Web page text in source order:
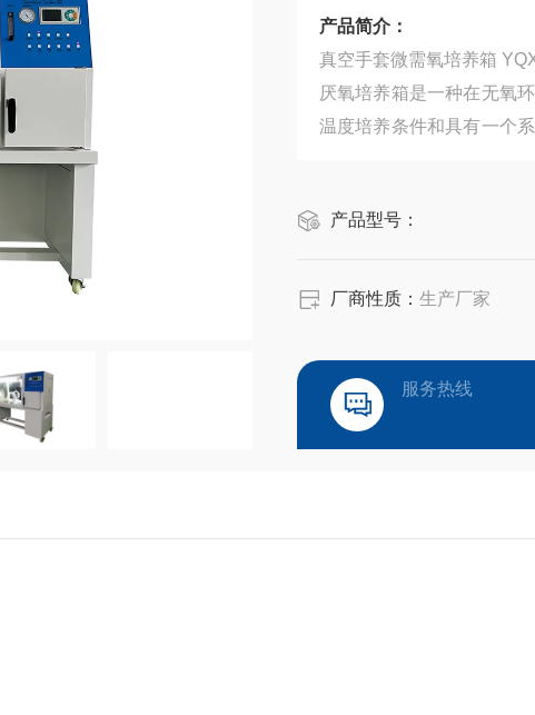
产品简介：
真空手套微需氧培养
厌氧培养箱是一种在无氧
温度培养条件和具有一个
生产品型号：
厂商性质： 生产厂家
服务热线